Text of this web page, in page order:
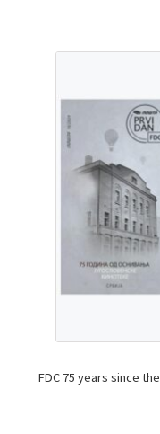
FDC 75 years since